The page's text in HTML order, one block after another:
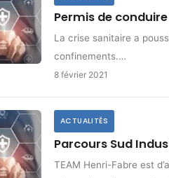
Permis de
La crise sanitaire a
confinements.…
8 février 2021
ACTUALITÉS
Parcours Sud
TEAM Henri-Fabre est